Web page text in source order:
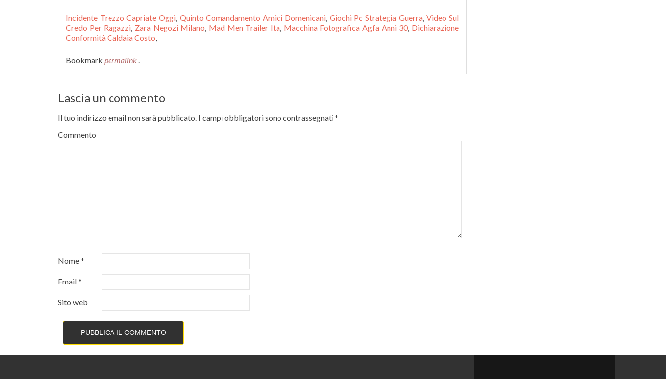
Incidente Trezzo Capriate Oggi, Quinto Comandamento Amici Domenicani, Giochi Pc Strategia Guerra,Video Sul
Credo Per Ragazzi, Zara Negozi Milano, Mad Men Trailer Ita, Macchina Fotografica Agfa Anni 30, Dichiarazione
Conformità Caldaia Costo,
Bookmark permalink .
Lascia un commento
Il tuo indirizzo email non sarà pubblicato. I campi obbligatori sono contrassegnati*
Commento
Nome*
Email*
Sito web